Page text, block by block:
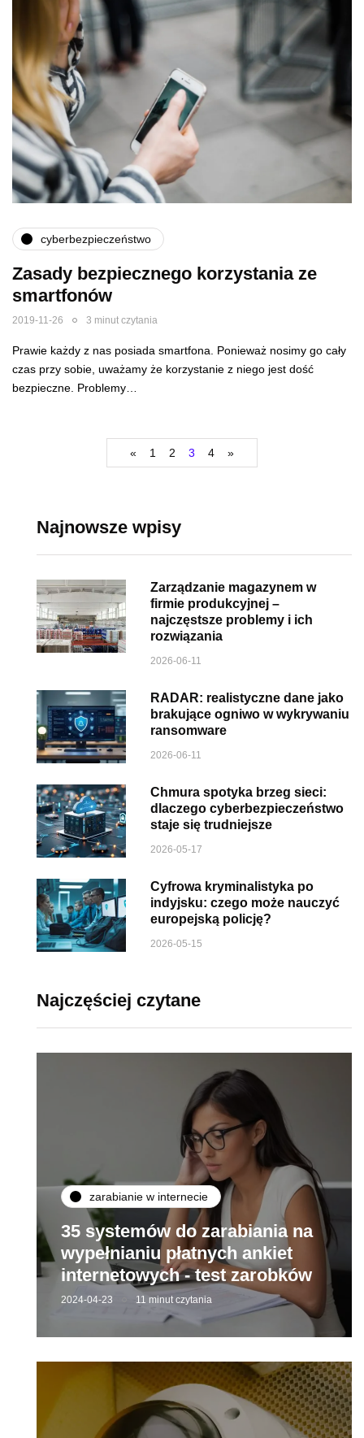
cyberbezpieczeństwo
Zasady bezpiecznego korzystania ze
smartfonów
2019-11-26 3 minut czytania
Prawie każdy z nas posiada smartfona. Ponieważ nosimy go cały
czas przy sobie, uważamy że korzystanie z niego jest dość
bezpieczne. Problemy…
« 1 2 3 4 »
Najnowsze wpisy
Zarządzanie magazynem w
firmie produkcyjnej –
najczęstsze problemy i ich
rozwiązania
2026-06-11
RADAR: realistyczne dane jako
brakujące ogniwo w wykrywaniu
ransomware
2026-06-11
Chmura spotyka brzeg sieci:
dlaczego cyberbezpieczeństwo
staje się trudniejsze
2026-05-17
Cyfrowa kryminalistyka po
indyjsku: czego może nauczyć
europejską policję?
2026-05-15
Najczęściej czytane
zarabianie w internecie
35 systemów do zarabiania na
wypełnianiu płatnych ankiet
internetowych - test zarobków
2024-04-23 11 minut czytania